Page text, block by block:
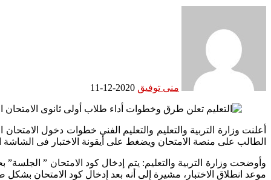
منى توفيق 2020-12-11
الطالب على منصة الامتحان ويضغط على أيقونة الاختبار فى
موعد انطلاق الاختبار، مشيرة إلى أنه بعد إدخال كود الامتحان